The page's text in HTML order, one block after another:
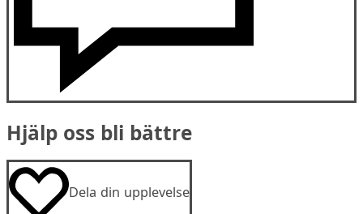
Hjälp oss bli bättre
Dela din upplevelse